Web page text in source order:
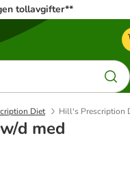
tollavgifter**
Diet Hill's Prescription
d med